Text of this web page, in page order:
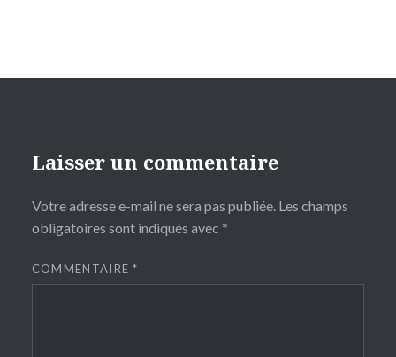
Laisser un commentaire
Votre adresse e-mail ne sera pas publiée. Les champs
obligatoires sont indiqués avec *
COMMENTAIRE*